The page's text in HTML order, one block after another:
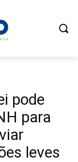
pode
para
leves